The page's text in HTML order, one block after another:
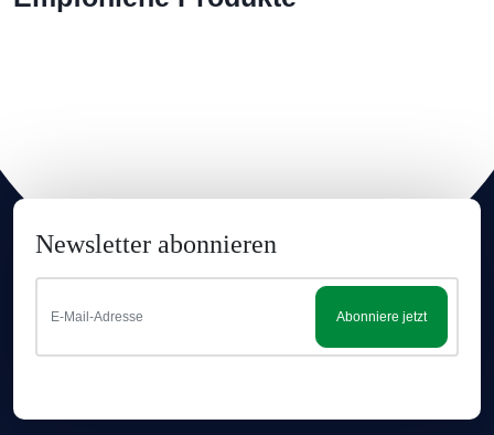
Newsletter abonnieren
Abonniere jetzt